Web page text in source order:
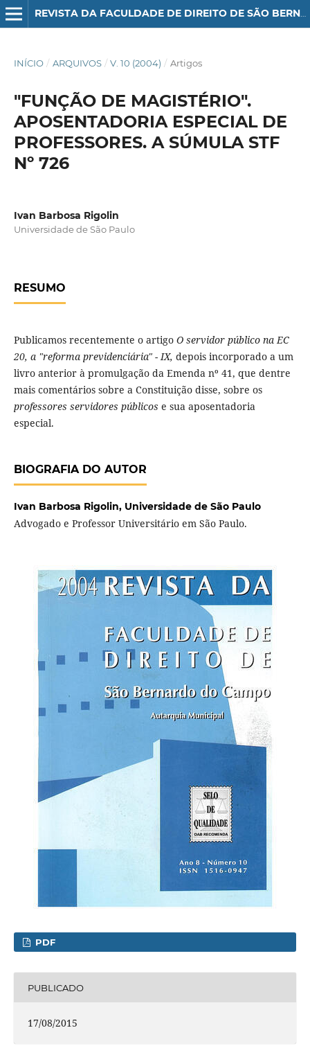
REVISTA DA FACULDADE DE DIREITO DE SÃO BERNARDO DO CAMPO
INÍCIO / ARQUIVOS / V. 10 (2004) / Artigos
"FUNÇÃO DE MAGISTÉRIO".
APOSENTADORIA ESPECIAL DE
PROFESSORES. A SÚMULA STF
Nº 726
Ivan Barbosa Rigolin
Universidade de São Paulo
RESUMO
Publicamos recentemente o artigo O servidor público na EC
20, a "reforma previdenciária" - IX, depois incorporado a um
livro anterior à promulgação da Emenda nº 41, que dentre
mais comentários sobre a Constituição disse, sobre os
professores servidores públicos e sua aposentadoria
especial.
BIOGRAFIA DO AUTOR
Ivan Barbosa Rigolin, Universidade de São Paulo
Advogado e Professor Universitário em São Paulo.
PDF
PUBLICADO
17/08/2015